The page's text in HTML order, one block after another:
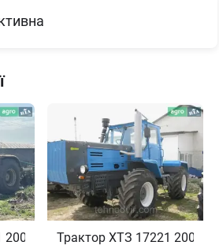
Трактор ХТЗ 17221 2002